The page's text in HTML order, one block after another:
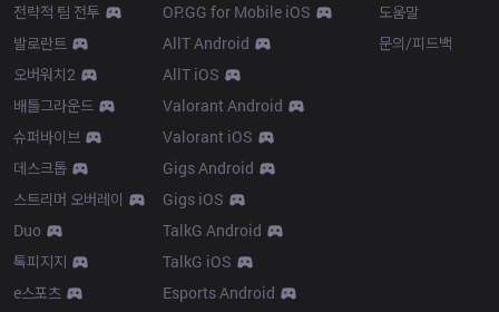
전략적 팀 전투
발로란트
오버워치2
배틀그라운드
슈퍼바이브
데스크톱
스트리머 오버레이
Duo
톡피지지
e스포츠
OP.GG for Mobile iOS
AllT Android
AllT iOS
Valorant Android
Valorant iOS
Gigs Android
Gigs iOS
TalkG Android
TalkG iOS
Esports Android
도움말
문의/피드백